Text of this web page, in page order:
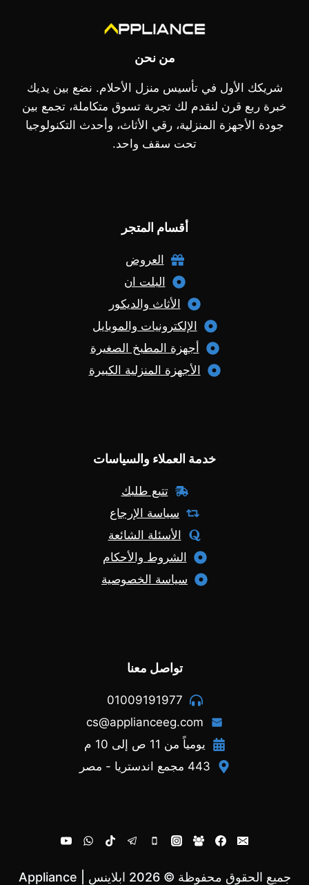
من نحن
شريكك الأول في تأسيس منزل الأحلام. نضع بين يديك
خبرة ربع قرن لنقدم لك تجربة تسوق متكاملة، تجمع بين
جودة الأجهزة المنزلية، رقي الأثاث، وأحدث التكنولوجيا
تحت سقف واحد.
أقسام المتجر
العروض
البلت ان
الأثاث والديكور
الإلكترونيات والموبايل
أجهزة المطبخ الصغيرة
الأجهزة المنزلية الكبيرة
خدمة العملاء والسياسات
تتبع طلبك
سياسة الإرجاع
الأسئلة الشائعة
الشروط والأحكام
سياسة الخصوصية
تواصل معنا
01009191977
cs@applianceeg.com
يومياً من 11 ص إلى 10 م
443 مجمع اندستريا - مصر
جميع الحقوق محفوظة © 2026 ابلاينس | Appliance